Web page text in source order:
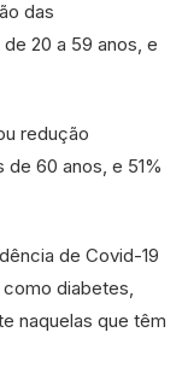
das
20 a 59 anos, e
redução
60 anos, e 51%
de Covid-19
diabetes,
naquelas que têm